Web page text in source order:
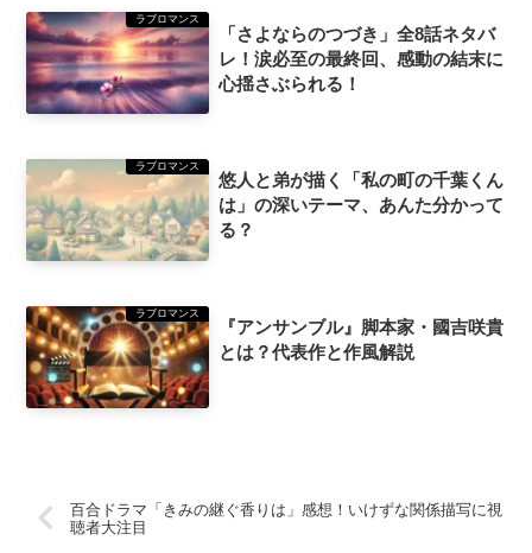
ラブロマンス
「さよならのつづき」全8話ネタバ
レ！涙必至の最終回、感動の結末に
心揺さぶられる！
ラブロマンス
悠人と弟が描く「私の町の千葉くん
は」の深いテーマ、あんた分かって
る？
ラブロマンス
『アンサンブル』脚本家・國吉咲貴
とは？代表作と作風解説
百合ドラマ「きみの継ぐ香りは」感想！いけずな関係描写に視
聴者大注目